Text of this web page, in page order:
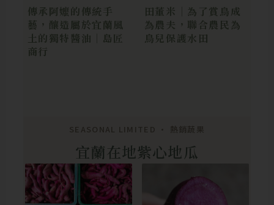
傳承阿嬤的傳統手
藝，釀造屬於宜蘭風
土的獨特醬油｜島匠
商行
田董米｜為了賞鳥成
為農夫，聯合農民為
鳥兒保護水田
SEASONAL LIMITED • 熱銷蔬果
宜蘭在地紫心地瓜